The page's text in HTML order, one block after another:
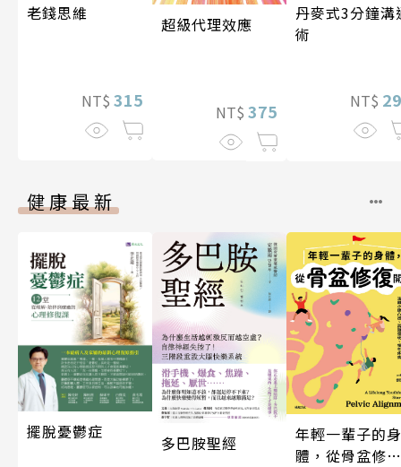
老錢思維
NT$ 315
超級代理效應
NT$ 375
丹麥式3分鐘溝
術
NT$
健康最新
擺脫憂鬱症
多巴胺聖經
年輕一輩子的身
體，從骨盆修復